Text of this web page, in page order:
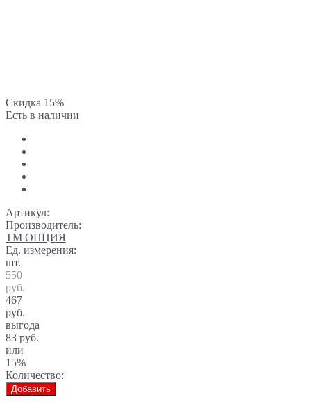
Скидка 15%
Есть в наличии
Артикул:
Производитель:
ТМ ОПЦИЯ
Ед. измерения:
шт.
550
руб.
467
руб.
выгода
83 руб.
или
15%
Количество:
Добавить